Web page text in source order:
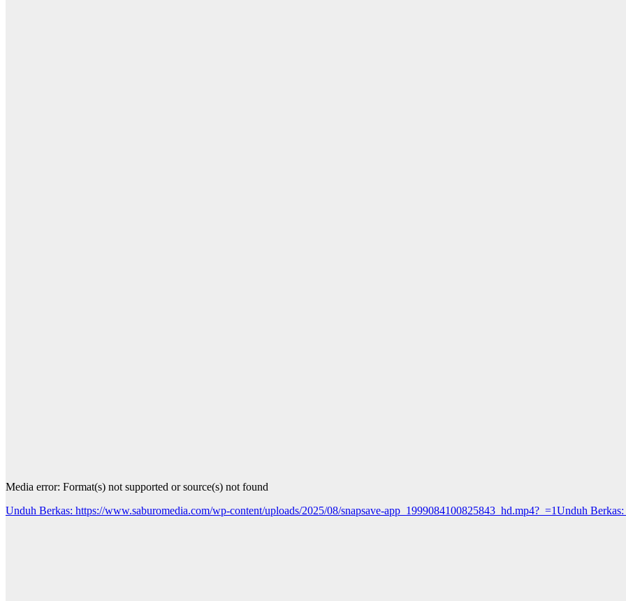
Media error: Format(s) not supported or source(s) not found
Unduh Berkas: https://www.saburomedia.com/wp-content/uploads/2025/08/snapsave-app_1999084100825843_hd.mp4?_=1Unduh